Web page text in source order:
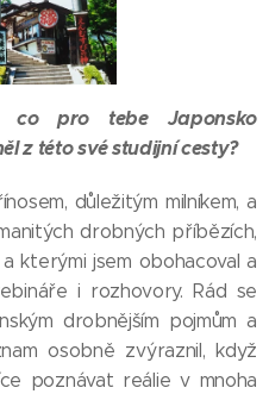
co pro tebe Japonsko
z této své studijní cesty?
důležitým milníkem, a
drobných příbězích,
kterými jsem obohacoval a
i rozhovory. Rád se
drobnějším pojmům a
osobně zvýraznil, když
poznávat reálie v mnoha